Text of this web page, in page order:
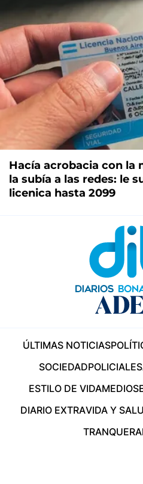
Hacía acrobacia con la
la subía a las redes: le
licenica hasta 2099
ÚLTIMAS NOTICIAS
SOCIEDADPOLICIALES
ESTILO DE VIDAMEDIOS
DIARIO EXTRAVIDA Y
TRANQUERA